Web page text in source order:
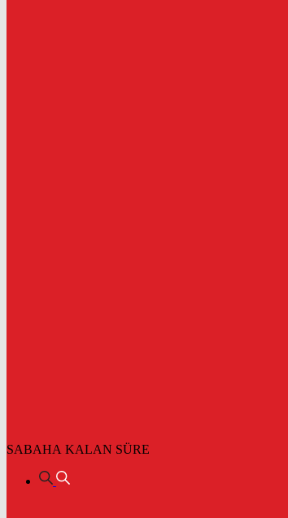
SABAHA KALAN SÜRE